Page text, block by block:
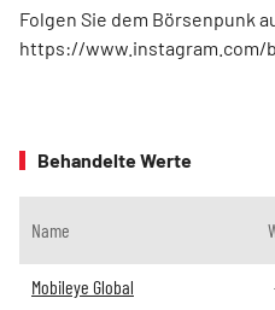
Folgen Sie dem Börsenpunk
https://www.instagram.com/
Behandelte Werte
Name
Mobileye Global